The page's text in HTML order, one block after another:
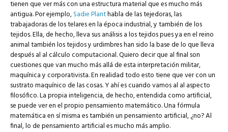
tienen que ver más con una estructura material que es mucho más
antigua. Por ejemplo,Sadie Planthabla de las tejedoras, las
trabajadoras de los telares en la época industrial, y también de los
tejidos. Ella, de hecho, lleva sus análisis a los tejidos pues ya en el reino
animal también los tejidos y urdimbres han sido la base de lo que lleva
después al al cálculo computacional. Quiero decir que al final son
cuestiones que van mucho más allá de esta interpretación militar,
maquínica y corporativista. En realidad todo esto tiene que ver con un
sustrato maquínico de las cosas. Y ahí es cuando vamos al al aspecto
filosófico. La propia inteligencia, de hecho, entendida como artificial,
se puede ver en el propio pensamiento matemático. Una fórmula
matemática en sí misma es también un pensamiento artificial, ¿no? Al
final, lo de pensamiento artificial es mucho más amplio.